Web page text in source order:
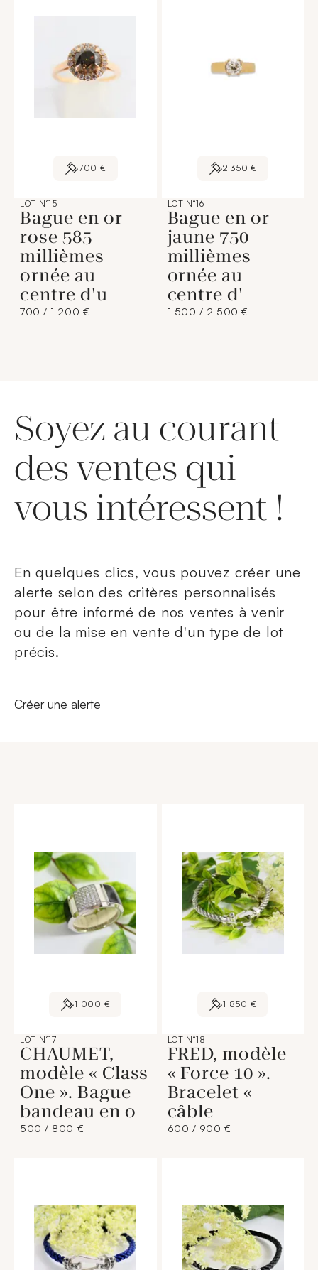
700 €
LOT N°15
Bague en or
rose 585
millièmes
ornée au
centre d'u
700 / 1 200 €
2 350 €
LOT N°16
Bague en or
jaune 750
millièmes
ornée au
centre d'
1 500 / 2 500 €
Soyez au courant
des ventes qui
vous intéressent !
En quelques clics, vous pouvez créer une
alerte selon des critères personnalisés
pour être informé de nos ventes à venir
ou de la mise en vente d'un type de lot
précis.
Nouvelle fenêtre
Créer une alerte
1 000 €
LOT N°17
CHAUMET,
modèle « Class
One ». Bague
bandeau en o
500 / 800 €
1 850 €
LOT N°18
FRED, modèle
« Force 10 ».
Bracelet «
câble
600 / 900 €